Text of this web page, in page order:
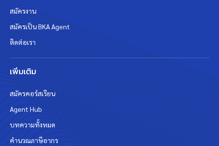
สมัครงาน
สมัครเป็น BKA Agent
ติดต่อเรา
เพิ่มเติม
สมัครคอร์สเรียน
Agent Hub
บทความทั้งหมด
คำนวณภาษีอากร